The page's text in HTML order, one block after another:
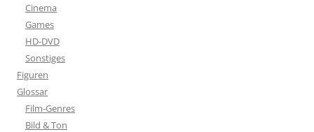
Cinema
Games
HD-DVD
Sonstiges
Figuren
Glossar
Film-Genres
Bild & Ton